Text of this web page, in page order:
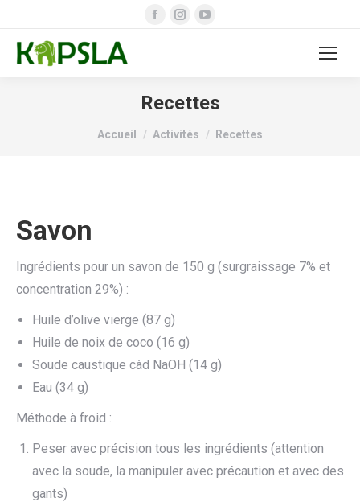
Facebook
new
Instagram
newnew
Recettes
Vous êtes ici :
Accueil Activités Recettes
Savon
Ingrédients pour un savon de 150 g (surgraissage 7% et
concentration 29%) :
Huile d’olive vierge (87 g)
Huile de noix de coco (16 g)
Soude caustique càd NaOH (14 g)
Eau (34 g)
Méthode à froid :
Peser avec précision tous les ingrédients (attention
avec la soude, la manipuler avec précaution et avec des
gants)